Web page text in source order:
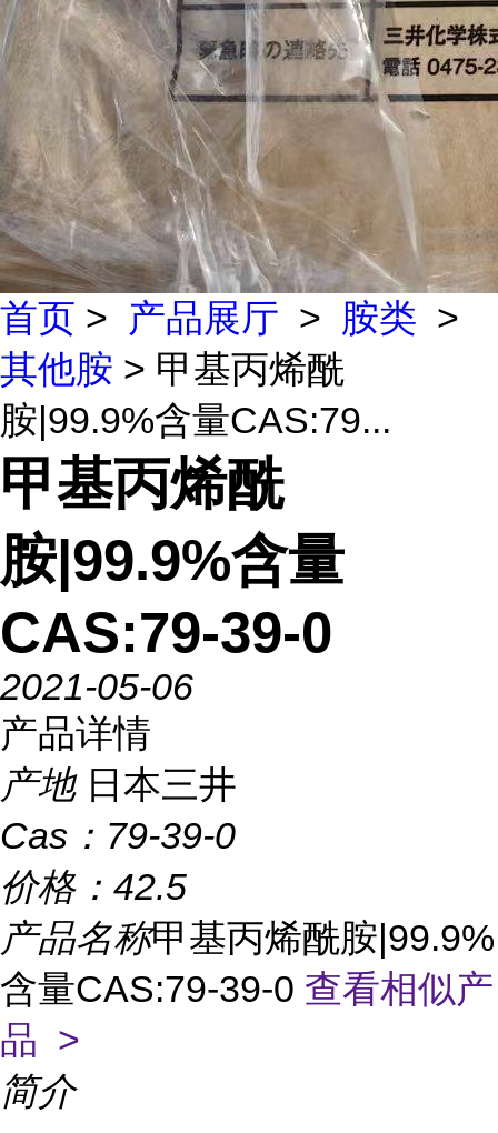
首页 > 产品展厅 > 胺类 >
其他胺 > 甲基丙烯酰
胺|99.9%含量CAS:79...
甲基丙烯酰
胺|99.9%含量
CAS:79-39-0
2021-05-06
产品详情
产地 日本三井
Cas： 79-39-0
价格： 42.5
产品名称甲基丙烯酰胺|99.9%
含量CAS:79-39-0 查看相似产
品 >
简介